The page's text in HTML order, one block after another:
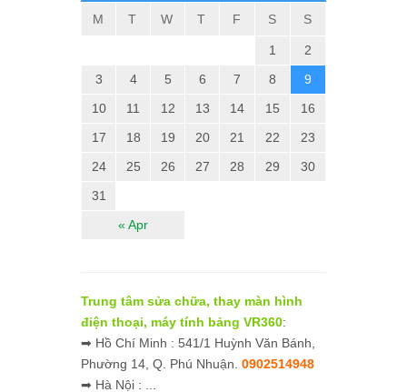
M T W T F S S
« Apr
1
2
3
4 5 6 7 8
9
10
11 12 13 14 15
16
17
18 19 20 21 22
23
24
25 26 27 28 29
30
31
Trung tâm sửa chữa, thay màn hình
điện thoại, máy tính bảng VR360:
➡ Hồ Chí Minh : 541/1 Huỳnh Văn Bánh,
Phường 14, Q. Phú Nhuận. 0902514948
➡ Hà Nội : ...